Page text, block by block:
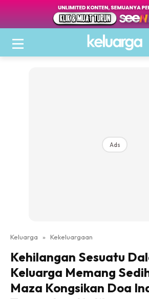
Ads
Keluarga » Kekeluargaan
Kehilangan Sesuatu
Keluarga Memang
Maza Kongsikan Doa